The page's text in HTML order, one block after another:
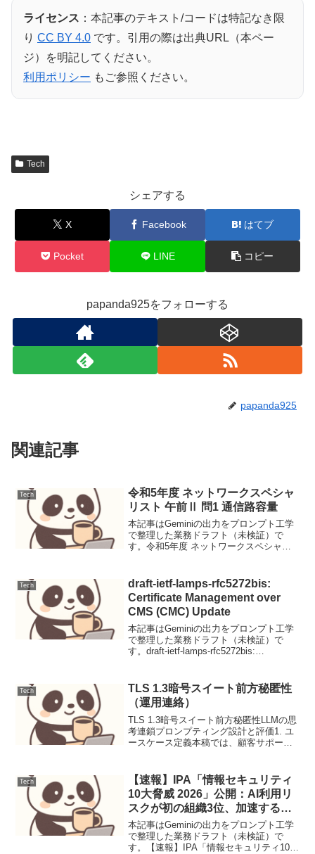
ライセンス ：本記事のテキスト/コードは特記なき限
り CC BY 4.0 です。引用の際は出典URL（本ペー
ジ）を明記してください。
利用ポリシー もご参照ください。
Tech
シェアする
X Facebook はてブ
Pocket LINE コピー
papanda925をフォローする
papanda925
関連記事
Tech
令和5年度 ネットワークスペシャ
リスト 午前Ⅱ 問1 通信路容量
本記事はGeminiの出力をプロンプト工学
で整理した業務ドラフト（未検証）で
す。令和5年度 ネットワークスペシャリ
問題です。帯域幅、信号電力、雑音電力
の相関関係を...
Tech
draft-ietf-lamps-rfc5272bis:
Certificate Management over
CMS (CMC) Update
本記事はGeminiの出力をプロンプト工学
で整理した業務ドラフト（未検証）で
す。draft-ietf-lamps-rfc5272bis:
Tech
TLS 1.3暗号スイート前方秘匿性
（運用連絡）
TLS 1.3暗号スイート前方秘匿性LLMの思
考連鎖プロンプティング設計と評価1. ユ
ースケース定義本稿では、顧客サポート
焦点を当てます。特に、単に回答を提示
するだ...
Tech
【速報】IPA「情報セキュリティ
10大脅威 2026」公開：AI利用リ
スクが初の組織3位、加速する
「影のAI」対策が急務に
本記事はGeminiの出力をプロンプト工学
で整理した業務ドラフト（未検証）で
す。【速報】IPA「情報セキュリティ10大